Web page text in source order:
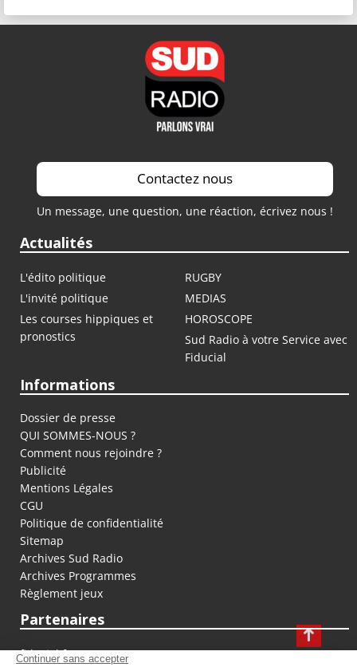
Contactez nous
Un message, une question, une réaction, écrivez nous !
Actualités
L'édito politique
RUGBY
L'invité politique
MEDIAS
Les courses hippiques et
pronostics
HOROSCOPE
Sud Radio à votre Service avec
Fiducial
Informations
Dossier de presse
QUI SOMMES-NOUS ?
Comment nous rejoindre ?
Publicité
Mentions Légales
CGU
Politique de confidentialité
Sitemap
Archives Sud Radio
Archives Programmes
Règlement jeux
Partenaires
fiducial.fr